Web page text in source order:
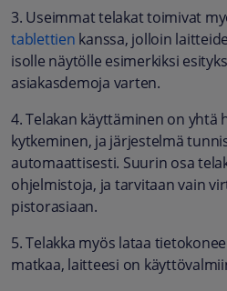
3. Useimmat telakat toimivat
tablettien kanssa, jolloin
isolle näytölle esimerkiksi
asiakasdemoja varten.
4. Telakan käyttäminen on yhtä
kytkeminen, ja järjestelmä
automaattisesti. Suurin osa
ohjelmistoja, ja tarvitaan vain
pistorasiaan.
5. Telakka myös lataa
matkaa, laitteesi on